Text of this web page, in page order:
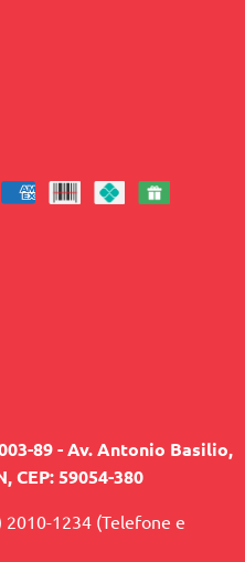
89 - Av. Antonio Basilio,
CEP: 59054-380
2010-1234 (Telefone e